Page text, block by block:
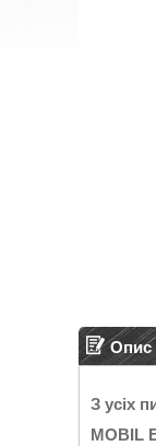
Опис
З усіх
MOBIL